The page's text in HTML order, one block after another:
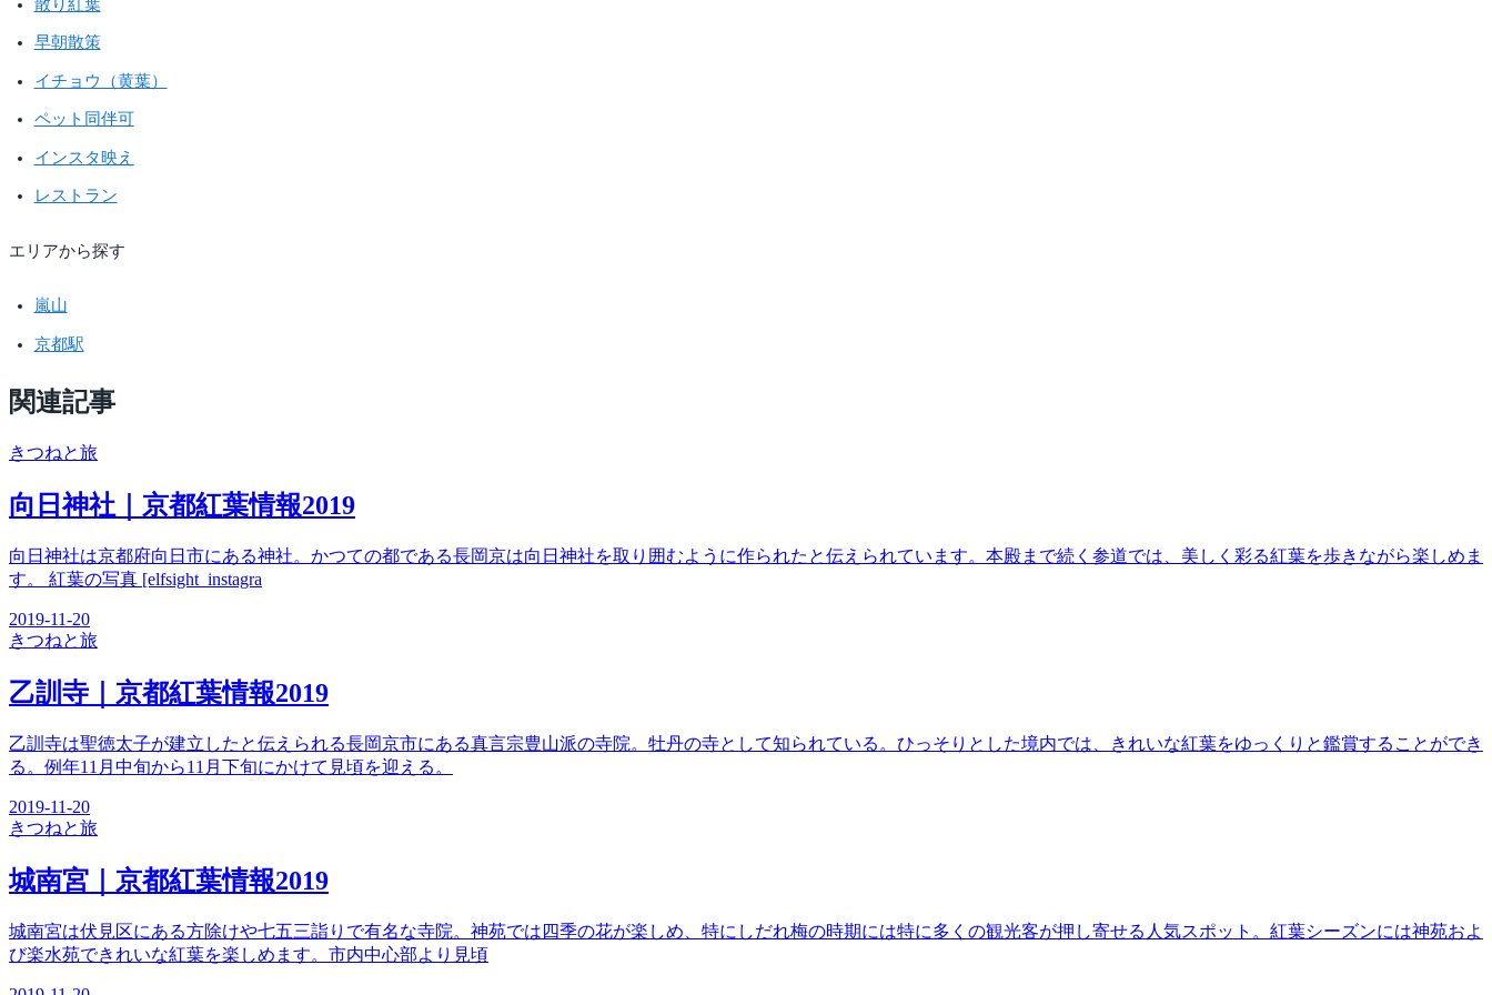
散り紅葉
早朝散策
イチョウ（黄葉）
ペット同伴可
インスタ映え
レストラン
エリアから探す
嵐山
京都駅
関連記事
きつねと旅
向日神社｜京都紅葉情報2019
向日神社は京都府向日市にある神社。かつての都である長岡京は向日神社を取り囲むように作られたと伝えられています。本殿まで続く参道では、美しく彩る紅葉を歩きながら楽しめま
す。 紅葉の写真 [elfsight_instagra
2019-11-20
きつねと旅
乙訓寺｜京都紅葉情報2019
乙訓寺は聖徳太子が建立したと伝えられる長岡京市にある真言宗豊山派の寺院。牡丹の寺として知られている。ひっそりとした境内では、きれいな紅葉をゆっくりと鑑賞することができ
る。例年11月中旬から11月下旬にかけて見頃を迎える。
2019-11-20
きつねと旅
城南宮｜京都紅葉情報2019
城南宮は伏見区にある方除けや七五三詣りで有名な寺院。神苑では四季の花が楽しめ、特にしだれ梅の時期には特に多くの観光客が押し寄せる人気スポット。紅葉シーズンには神苑およ
び楽水苑できれいな紅葉を楽しめます。市内中心部より見頃